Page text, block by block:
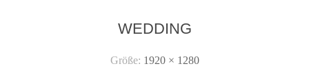
WEDDING
Größe: 1920 × 1280